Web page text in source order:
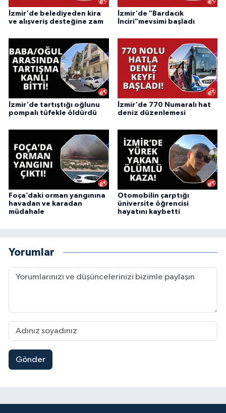
İzmir'de belediyeden kira
ve alışveriş desteğine zam
İzmir'de "Bardacık
İnciri"mevsimi başladı
İzmir'de tartıştığı oğlunu
pompalı tüfekle öldürdü
İzmir'de 770 Numaralı hat
deniz düzenlemesi
Foça’daki orman yangınına
havadan ve karadan
müdahale
Otomobilin çarptığı
üniversite öğrencisi
hayatını kaybetti
Yorumlar
Gönder